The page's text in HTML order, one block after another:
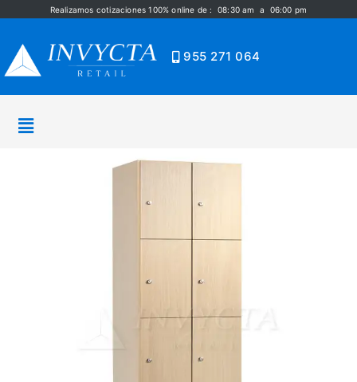
Realizamos cotizaciones 100% online de : 08:30 am a 06:00 pm
955 271 064